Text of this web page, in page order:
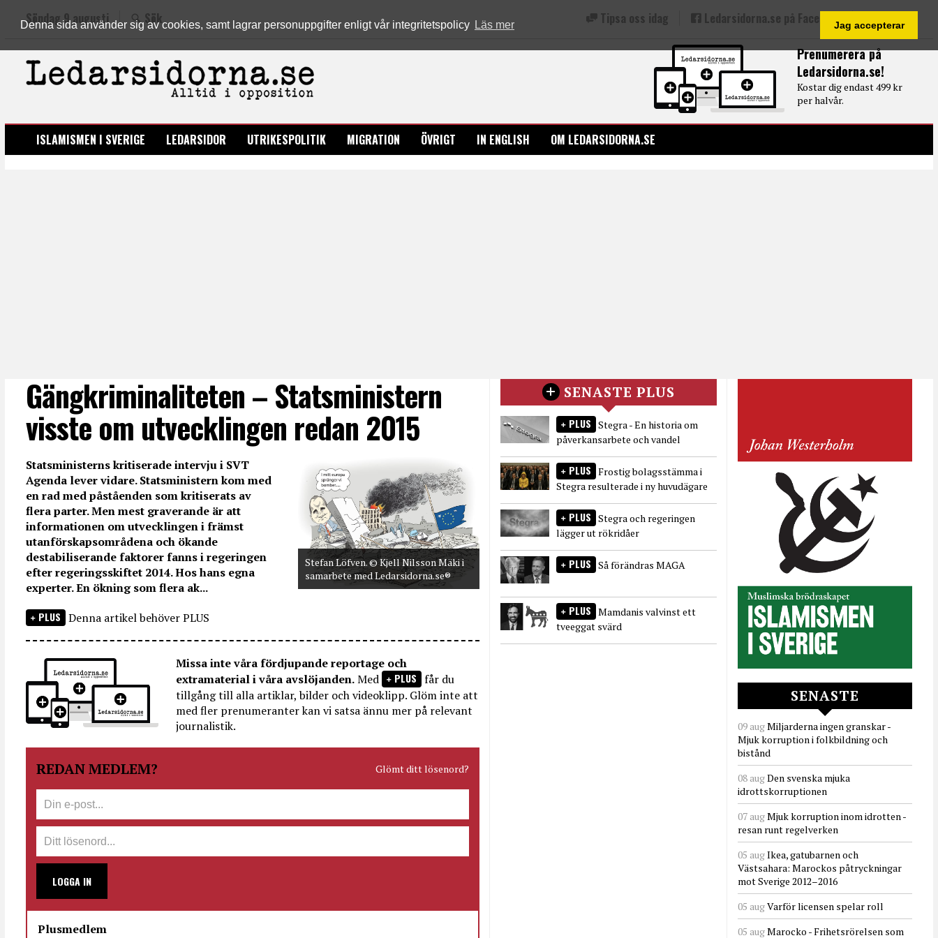
Denna sida använder sig av cookies, samt lagrar personuppgifter enligt vår integritetspolicy Läs mer Jag accepterar
Prenumerera på
Ledarsidorna.se!
Kostar dig endast 499 kr
per halvår.
Söndag 9 augusti Sök Tipsa oss idag Ledarsidorna.se på Facebook
LEDARSIDORNA.SE
ISLAMISMEN I SVERIGE LEDARSIDOR UTRIKESPOLITIK MIGRATION ÖVRIGT IN ENGLISH OM LEDARSIDORNA.SE
Gängkriminaliteten – Statsministern
visste om utvecklingen redan 2015
Stefan Löfven. © Kjell Nilsson Mäki i
samarbete med Ledarsidorna.se®
Statsministerns kritiserade intervju i SVT
Agenda lever vidare. Statsministern kom med
en rad med påståenden som kritiserats av
flera parter. Men mest graverande är att
informationen om utvecklingen i främst
utanförskapsområdena och ökande
destabiliserande faktorer fanns i regeringen
efter regeringsskiftet 2014. Hos hans egna
experter. En ökning som flera ak...
PLUS Denna artikel behöver PLUS
Missa inte våra fördjupande reportage och
extramaterial i våra avslöjanden.Med PLUS får du
tillgång till alla artiklar, bilder och videoklipp. Glöm inte att
med fler prenumeranter kan vi satsa ännu mer på relevant
journalistik.
REDAN MEDLEM? Glömt ditt lösenord?
LOGGA IN
Plusmedlem
SENASTE PLUS
PLUS Stegra - En historia om
påverkansarbete och vandel
PLUS Frostig bolagsstämma i
Stegra resulterade i ny huvudägare
PLUS Stegra och regeringen
lägger ut rökridåer
PLUS Så förändras MAGA
PLUS Mamdanis valvinst ett
tveeggat svärd
SENASTE
09 augMiljarderna ingen granskar -
Mjuk korruption i folkbildning och
bistånd
08 augDen svenska mjuka
idrottskorruptionen
07 augMjuk korruption inom idrotten -
resan runt regelverken
05 augIkea, gatubarnen och
Västsahara: Marockos påtryckningar
mot Sverige 2012–2016
05 augVarför licensen spelar roll
05 augMarocko - Frihetsrörelsen som